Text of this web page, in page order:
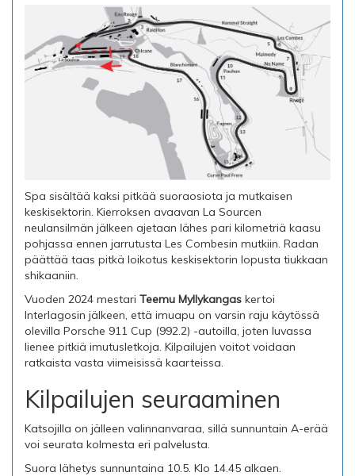
Spa sisältää kaksi pitkää suoraosiota ja mutkaisen
keskisektorin. Kierroksen avaavan La Sourcen
neulansilmän jälkeen ajetaan lähes pari kilometriä kaasu
pohjassa ennen jarrutusta Les Combesin mutkiin. Radan
päättää taas pitkä loikotus keskisektorin lopusta tiukkaan
shikaaniin.
Vuoden 2024 mestari Teemu Myllykangas kertoi
Interlagosin jälkeen, että imuapu on varsin raju käytössä
olevilla Porsche 911 Cup (992.2) -autoilla, joten luvassa
lienee pitkiä imutusletkoja. Kilpailujen voitot voidaan
ratkaista vasta viimeisissä kaarteissa.
Kilpailujen seuraaminen
Katsojilla on jälleen valinnanvaraa, sillä sunnuntain A-erää
voi seurata kolmesta eri palvelusta.
Suora lähetys sunnuntaina 10.5. Klo 14.45 alkaen.